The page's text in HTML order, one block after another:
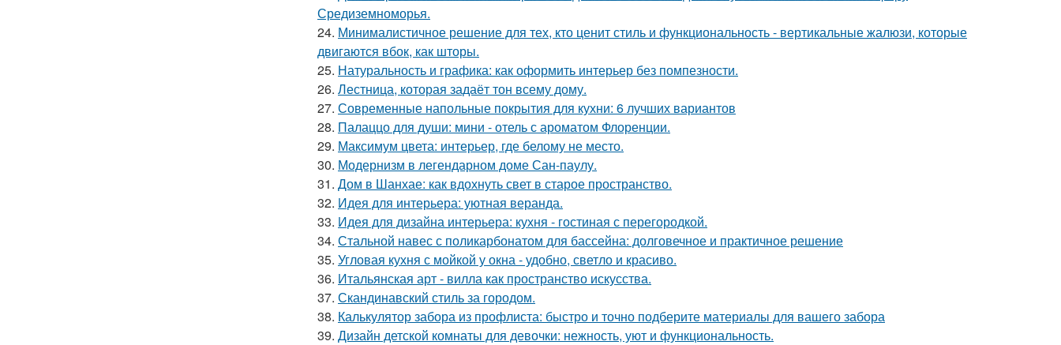
Средиземноморья.
24. Минималистичное решение для тех, кто ценит стиль и функциональность - вертикальные жалюзи, которые
двигаются вбок, как шторы.
25. Натуральность и графика: как оформить интерьер без помпезности.
26. Лестница, которая задаёт тон всему дому.
27. Современные напольные покрытия для кухни: 6 лучших вариантов
28. Палаццо для души: мини - отель с ароматом Флоренции.
29. Максимум цвета: интерьер, где белому не место.
30. Модернизм в легендарном доме Сан-паулу.
31. Дом в Шанхае: как вдохнуть свет в старое пространство.
32. Идея для интерьера: уютная веранда.
33. Идея для дизайна интерьера: кухня - гостиная с перегородкой.
34. Стальной навес с поликарбонатом для бассейна: долговечное и практичное решение
35. Угловая кухня с мойкой у окна - удобно, светло и красиво.
36. Итальянская арт - вилла как пространство искусства.
37. Скандинавский стиль за городом.
38. Калькулятор забора из профлиста: быстро и точно подберите материалы для вашего забора
39. Дизайн детской комнаты для девочки: нежность, уют и функциональность.